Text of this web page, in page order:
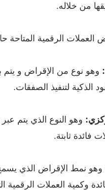
من خلاله.
العملات الرقمية المتاحة
وهو نوع من الإقراض و يتم
الذكية لتنفيذ الصفقات.
وهو النوع الذي يتم
فائدة ثابتة.
وهو نمط الإقراض الذي يسمح
وكمية العملات الرقمية